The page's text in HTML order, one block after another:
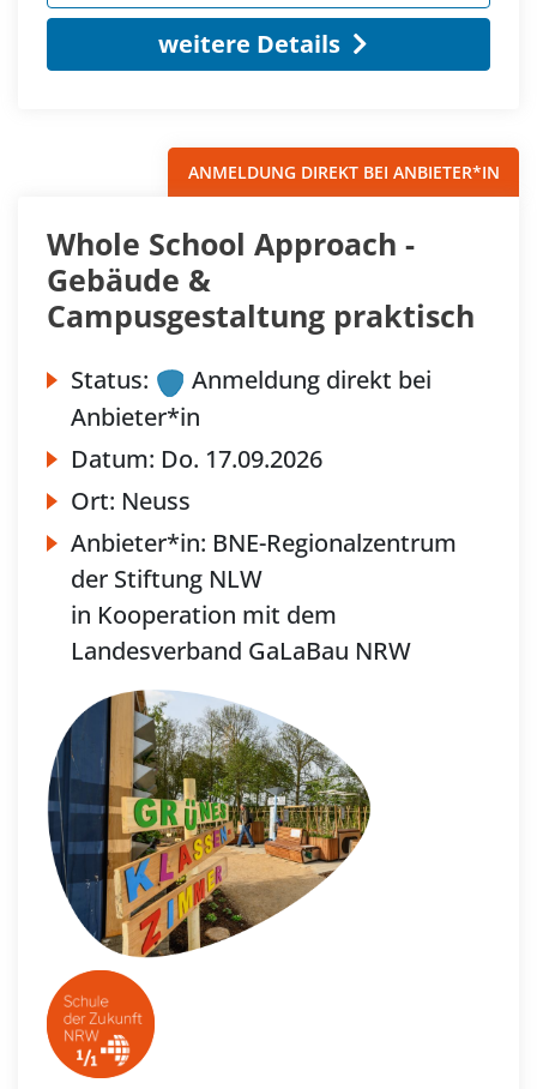
weitere Details
ANMELDUNG DIREKT BEI ANBIETER*IN
Whole School Approach -
Gebäude &
Campusgestaltung praktisch
Status:
Anmeldung direkt bei
Anbieter*in
Datum: Do. 17.09.2026
Ort: Neuss
Anbieter*in: BNE-Regionalzentrum
der Stiftung NLW
in Kooperation mit dem
Landesverband GaLaBau NRW